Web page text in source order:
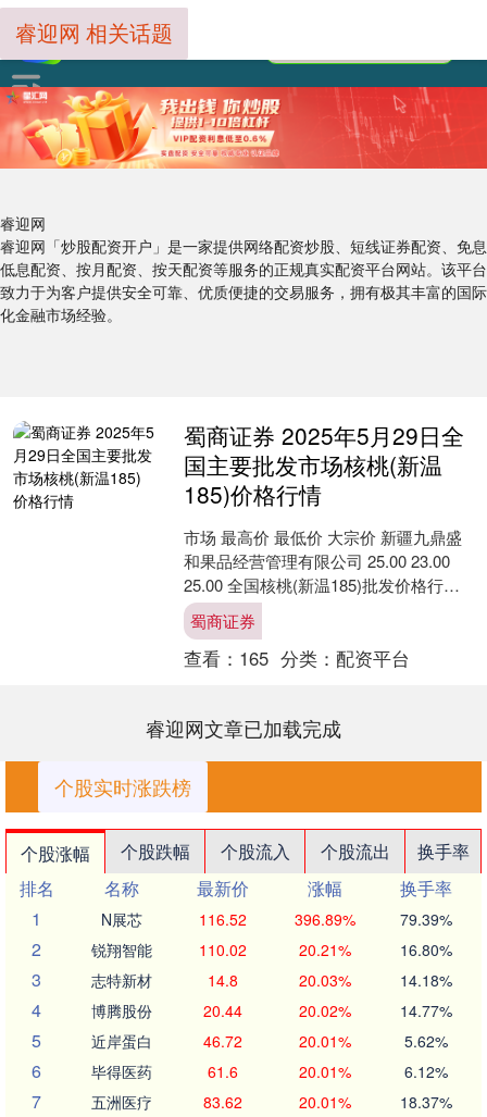
睿迎网
睿迎网「炒股配资开户」是一家提供网络配资炒股、短线证券配资、免息
低息配资、按月配资、按天配资等服务的正规真实配资平台网站。该平台
致力于为客户提供安全可靠、优质便捷的交易服务，拥有极其丰富的国际
化金融市场经验。
睿迎网 相关话题
蜀商证券 2025年5月29日全
国主要批发市场核桃(新温
185)价格行情
市场 最高价 最低价 大宗价 新疆九鼎盛
和果品经营管理有限公司 25.00 23.00
25.00 全国核桃(新温185)批发价格行情
走势分析蜀商证券 从今日全....
蜀商证券
查看： 165 分类： 配资平台
睿迎网文章已加载完成
个股实时涨跌榜
个股涨幅 个股跌幅 个股流入 个股流出
换手率
排名
名称 最新价 涨幅
换手率
1
N展芯 116.52 396.89% 79.39%
2 锐翔智能 110.02 20.21% 16.80%
3 志特新材 14.8 20.03% 14.18%
4 博腾股份 20.44 20.02% 14.77%
5 近岸蛋白 46.72 20.01% 5.62%
6 毕得医药 61.6 20.01% 6.12%
7 五洲医疗 83.62 20.01% 18.37%